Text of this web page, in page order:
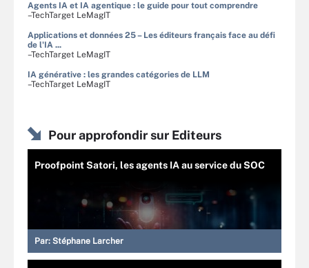
Agents IA et IA agentique : le guide pour tout comprendre
–TechTarget LeMagIT
Applications et données 25 – Les éditeurs français face au défi
de l'IA ...
–TechTarget LeMagIT
IA générative : les grandes catégories de LLM
–TechTarget LeMagIT
Pour approfondir sur Editeurs
Proofpoint Satori, les agents IA au service du SOC
Par: Stéphane Larcher